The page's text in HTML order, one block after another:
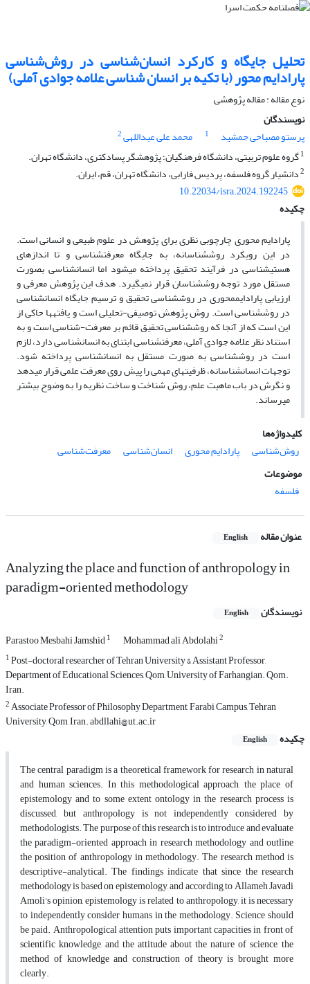
تحلیل جایگاه و کارکرد انسان‌شناسی در روش‌شناسی
پارادایم محور (با تکیه بر انسان شناسی علامه جوادی آملی)
نوع مقاله : مقاله پژوهشی
نویسندگان
پرستو مصباحی جمشید
1 محمد علی عبداللهی2
1گروه علوم تربیتی، دانشگاه فرهنگیان؛ پژوهشگر پسادکتری، دانشگاه تهران.
2دانشیار گروه فلسفه، پردیس فارابی، دانشگاه تهران، قم، ایران.
10.22034/isra.2024.192245
چکیده
پارادایم محوری چارچوبی نظری برای پژوهش‎ در علوم طبیعی و انسانی است.
در این رویکرد روش‎شناسانه، به جایگاه معرفت‎شناسی و تا اندازه‎ای
هستی‎شناسی در فرآیند تحقیق پرداخته می‎شود اما انسان‎شناسی بصورت
مستقل مورد توجه روش‎شناسان قرار نمی‎گیرد. هدف این پژوهش معرفی و
ارزیابی پارادایم‎محوری در روش‎شناسی تحقیق و ترسیم جایگاه انسان‎شناسی
در روش‎شناسی است. روش پژوهش توصیفی-تحلیلی است و یافته‎ها حاکی از
این است که از آنجا که روش‎شناسی تحقیق قائم بر معرفت-شناسی است و به
استناد نظر علامه جوادی آملی، معرفت‎شناسی ابتنای به انسان‎شناسی دارد، لازم
است در روش‎شناسی به صورت مستقل به انسان‎شناسی پرداخته شود.
توجهات انسان‎شناسانه، ظرفیت‎های مهمی را پیش روی معرفت علمی قرار می‎دهد
و نگرش در باب ماهیت علم، روش شناخت و ساخت نظریه را به وضوح بیشتر
می‎رساند.
کلیدواژه‌ها
روش‌شناسی
پارادایم محوری انسان‌شناسی
معرفت‌شناسی
موضوعات
فلسفه
عنوان مقاله English
Analyzing the place and function of anthropology in
paradigm-oriented methodology
نویسندگان English
Parastoo Mesbahi Jamshid1 Mohammad ali Abdolahi2
1Post-doctoral researcher of Tehran University & Assistant Professor,
Department of Educational Sciences, Qom, University of Farhangian. Qom.
Iran.
2Associate Professor of Philosophy Department, Farabi Campus, Tehran
University, Qom, Iran. abdllahi@ut.ac.ir
چکیده
English
The central paradigm is a theoretical framework for research in natural
and human sciences. In this methodological approach, the place of
epistemology and to some extent ontology in the research process is
discussed, but anthropology is not independently considered by
methodologists. The purpose of this research is to introduce and evaluate
the paradigm-oriented approach in research methodology and outline
the position of anthropology in methodology. The research method is
descriptive-analytical. The findings indicate that since the research
methodology is based on epistemology, and according to Allameh Javadi
Amoli's opinion, epistemology is related to anthropology, it is necessary
to independently consider humans in the methodology. Science should
be paid. Anthropological attention puts important capacities in front of
scientific knowledge, and the attitude about the nature of science, the
method of knowledge and construction of theory is brought more
clearly.